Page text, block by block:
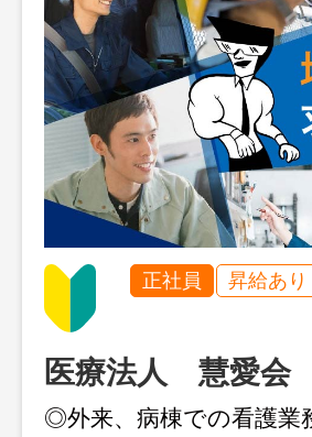
正社員 昇給あり
医療法人 慧愛会
◎外来、病棟での看護